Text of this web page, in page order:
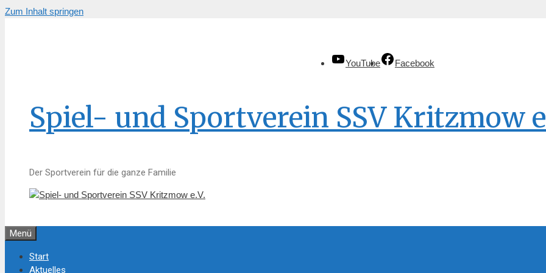
Zum Inhalt springen
YouTube Facebook
Spiel- und Sportverein SSV Kritzmow
Der Sportverein für die ganze Familie
Menü
Start
Aktuelles